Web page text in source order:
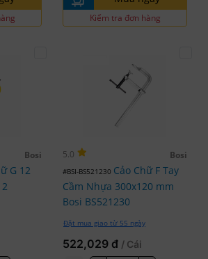
Kiểm tra đơn hàng
Bosi
G 12
5.0 Bosi
#BSI-BS521230 Cảo Chữ F Tay
Cầm Nhựa 300x120 mm
Bosi BS521230
Đặt mua giao từ 55 ngày
522,029 đ / Cái